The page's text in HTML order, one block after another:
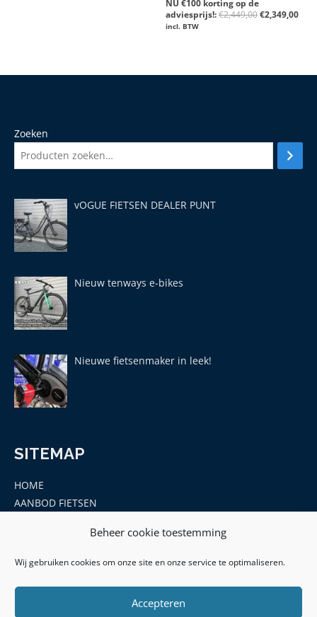
Beheer cookie toestemming
Wij gebruiken cookies om onze site en onze service te optimaliseren.
Accepteren
0
uit
5
NU €100 korting op de
adviesprijs!:€2,449,00€2,349,00
incl. BTW
Zoeken
vOGUE FIETSEN DEALER PUNT
Nieuw tenways e-bikes
Nieuwe fietsenmaker in leek!
SITEMAP
HOME
AANBOD FIETSEN
ONDERDELEN EN ACCESSOIRES
CONTACT